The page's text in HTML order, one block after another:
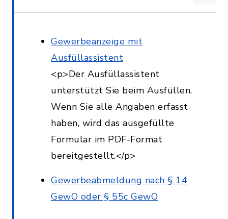
Gewerbeanzeige mit
Ausfüllassistent
<p>Der Ausfüllassistent
unterstützt Sie beim Ausfüllen.
Wenn Sie alle Angaben erfasst
haben, wird das ausgefüllte
Formular im PDF-Format
bereitgestellt.</p>
Gewerbeabmeldung nach § 14
GewO oder § 55c GewO